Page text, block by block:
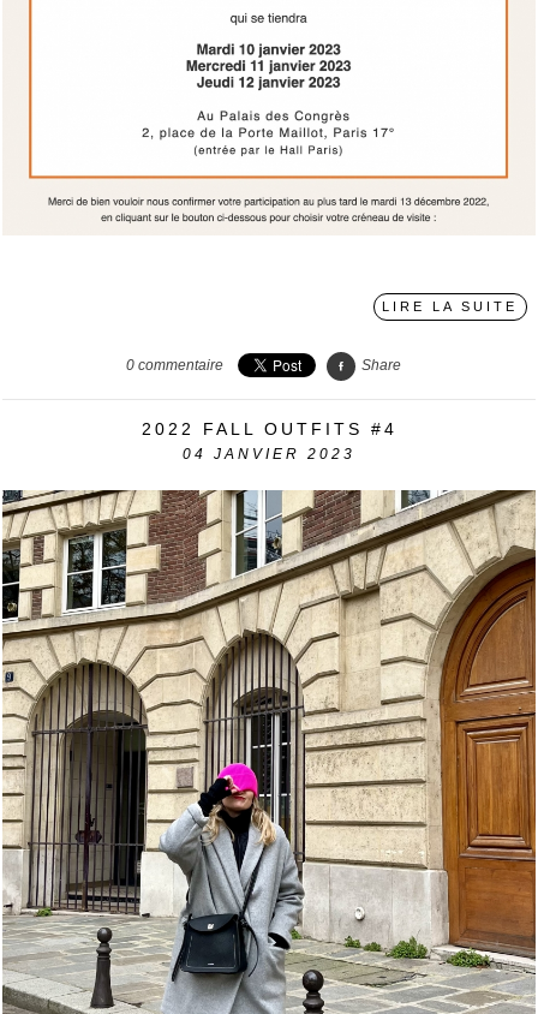
LIRE LA SUITE
0 commentaire Share
2022 FALL OUTFITS #4
04 JANVIER 2023